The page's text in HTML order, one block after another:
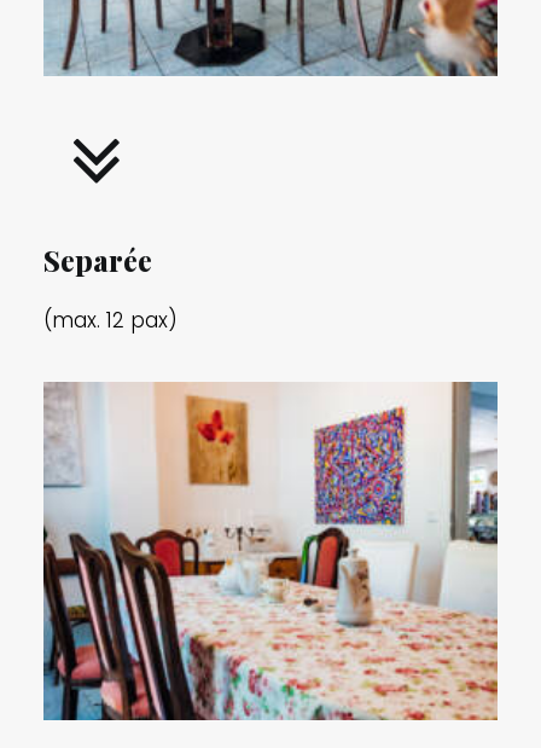
Separée
(max. 12 pax)